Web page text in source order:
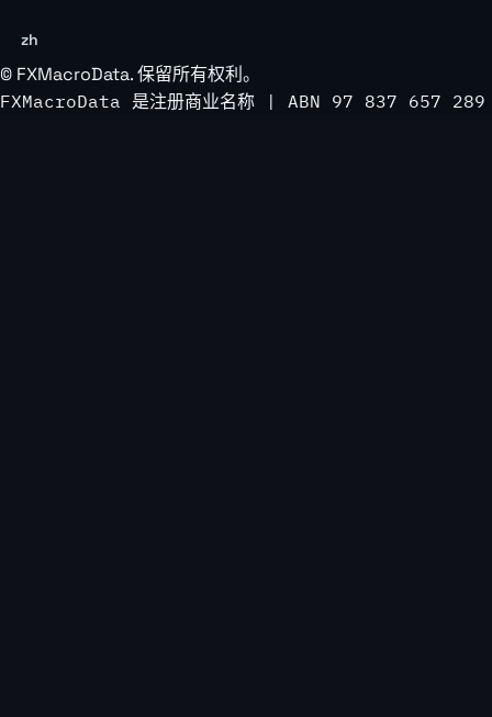
zh
© FXMacroData. 保留所有权利。
FXMacroData 是注册商业名称 | ABN 97 837 657 289